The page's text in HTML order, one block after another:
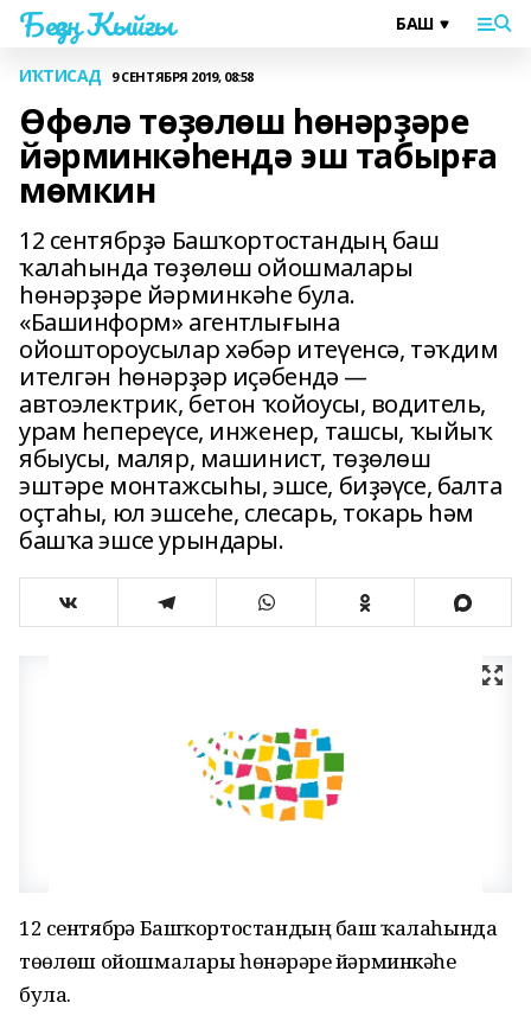
Беҙҙең Ҡыйғы
ИҠТИСАД 9 СЕНТЯБРЯ 2019, 08:58
Өфөлә төҙөлөш һөнәрҙәре
йәрминкәһендә эш табырға
мөмкин
12 сентябрҙә Башҡортостандың баш
ҡалаһында төҙөлөш ойошмалары
һөнәрҙәре йәрминкәһе була.
«Башинформ» агентлығына
ойоштороусылар хәбәр итеүенсә, тәҡдим
ителгән һөнәрҙәр иҫәбендә —
автоэлектрик, бетон ҡойоусы, водитель,
урам һепереүсе, инженер, ташсы, ҡыйыҡ
ябыусы, маляр, машинист, төҙөлөш
эштәре монтажсыһы, эшсе, биҙәүсе, балта
оҫтаһы, юл эшсеһе, слесарь, токарь һәм
башҡа эшсе урындары.
12 сентябрҙә Башҡортостандың баш ҡалаһында
төҙөлөш ойошмалары һөнәрҙәре йәрминкәһе
була.